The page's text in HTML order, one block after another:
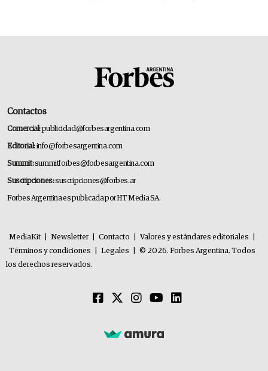
Contactos
Comercial:publicidad@forbesargentina.com
Editorial:info@forbesargentina.com
Summit:summitforbes@forbesargentina.com
Suscripciones:suscripciones@forbes.ar
Forbes Argentina es publicada por HT Media SA.
MediaKit Newsletter Contacto Valores y estándares editoriales
Términos y condiciones
Legales
© 2026. Forbes Argentina. Todos
los derechos reservados.